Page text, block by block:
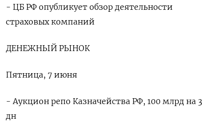
- ЦБ РФ опубликует обзор деятельности
страховых компаний
ДЕНЕЖНЫЙ РЫНОК
Пятница, 7 июня
- Аукцион репо Казначейства РФ, 100 млрд на 3
дн